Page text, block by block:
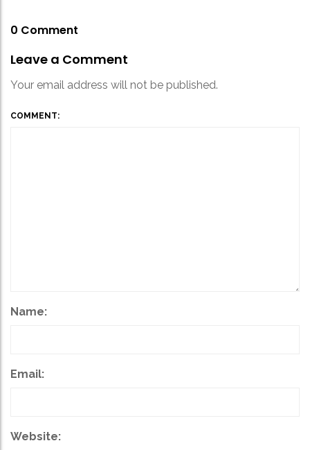
0 Comment
Leave a Comment
Your email address will not be published.
COMMENT:
Name:
Email:
Website: